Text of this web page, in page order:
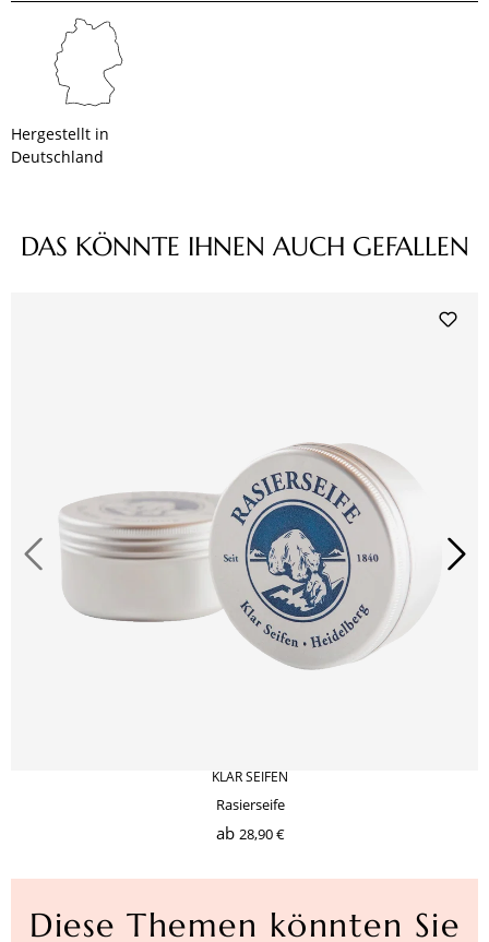
Hergestellt in
Deutschland
Produktgalerie überspringen
DAS KÖNNTE IHNEN AUCH GEFALLEN
KLAR SEIFEN
Rasierseife
ab 28,90 €
Diese Themen könnten Sie